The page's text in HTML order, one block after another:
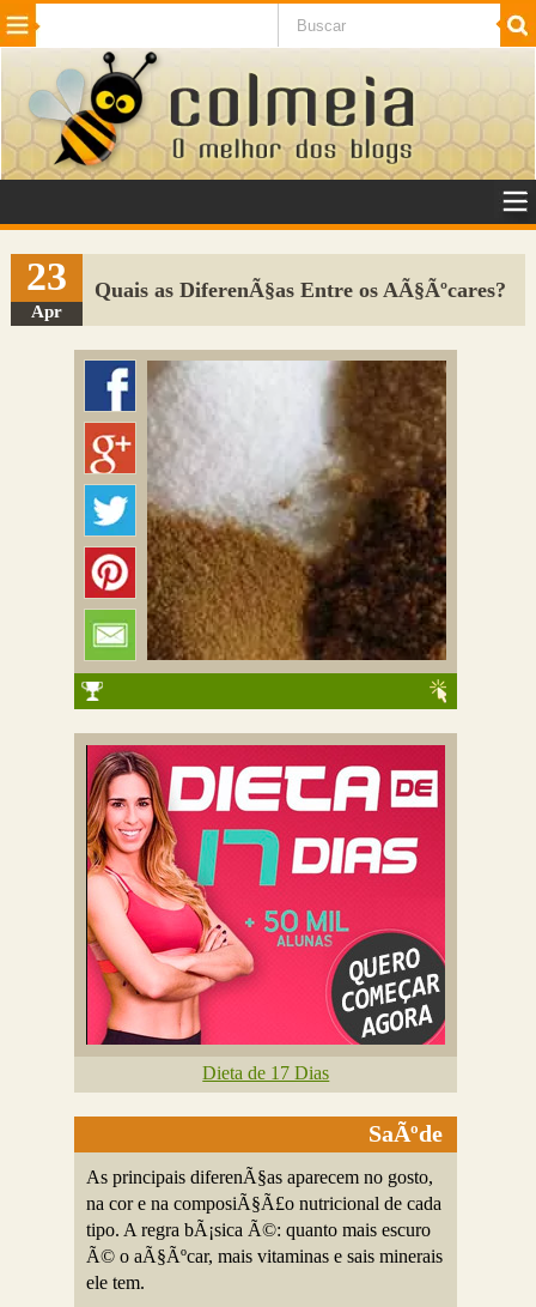
Beleza Cinema e TV
Internet Jogos NotÃ­cias SaÃºde
VeÃ­culos Adulto
Sugerir Link
Adicionar Blog
Colmeia Exchange
Perguntas Frequentes
23
Apr
Quais as DiferenÃ§as Entre os AÃ§Ãºcares?
Dieta de 17 Dias
SaÃºde
As principais diferenÃ§as aparecem no gosto,
na cor e na composiÃ§Ã£o nutricional de cada
tipo. A regra bÃ¡sica Ã©: quanto mais escuro
Ã© o aÃ§Ãºcar, mais vitaminas e sais minerais
ele tem.